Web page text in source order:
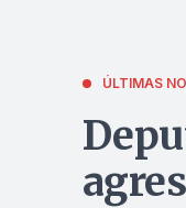
ÚLTIMAS